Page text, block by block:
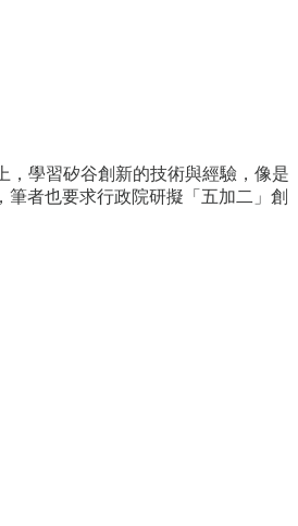
，學習矽谷創新的技術與經驗，像是
者也要求行政院研擬「五加二」創